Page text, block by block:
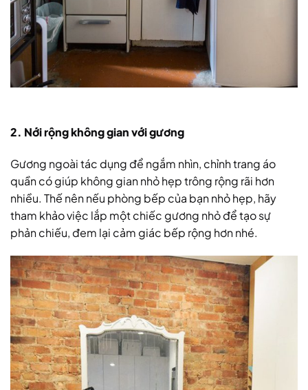
2. Nới rộng không gian với gương
Gương ngoài tác dụng để ngắm nhìn, chỉnh trang áo
quần có giúp không gian nhỏ hẹp trông rộng rãi hơn
nhiều. Thế nên nếu phòng bếp của bạn nhỏ hẹp, hãy
tham khảo việc lắp một chiếc gương nhỏ để tạo sự
phản chiếu, đem lại cảm giác bếp rộng hơn nhé.